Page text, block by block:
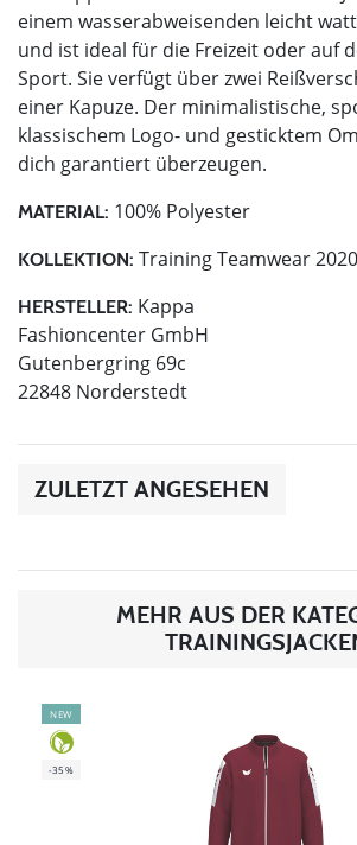
einem wasserabweisenden leicht
und ist ideal für die Freizeit oder auf
Sport. Sie verfügt über zwei
einer Kapuze. Der minimalistische,
klassischem Logo- und gesticktem
dich garantiert überzeugen.
MATERIAL: 100% Polyester
KOLLEKTION: Training Teamwear
HERSTELLER: Kappa
Fashioncenter GmbH
Gutenbergring 69c
22848 Norderstedt
ZULETZT ANGESEHEN
MEHR AUS DER
NEW
-35%